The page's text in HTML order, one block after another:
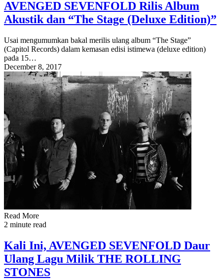
AVENGED SEVENFOLD Rilis Album
Akustik dan “The Stage (Deluxe Edition)”
Usai mengumumkan bakal merilis ulang album “The Stage”
(Capitol Records) dalam kemasan edisi istimewa (deluxe edition)
pada 15…
December 8, 2017
Read More
2 minute read
Kali Ini, AVENGED SEVENFOLD Daur
Ulang Lagu Milik THE ROLLING
STONES